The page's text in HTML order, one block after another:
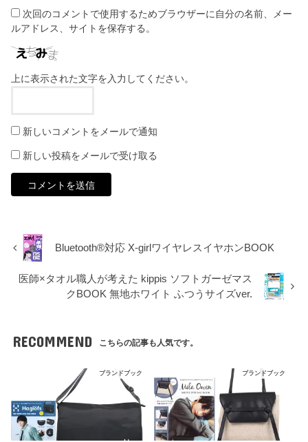
次回のコメントで使用するためブラウザーに自分の名前、メー
ルアドレス、サイトを保存する。
上に表示された文字を入力してください。
新しいコメントをメールで通知
新しい投稿をメールで受け取る
Bluetooth®対応 X-girlワイヤレスイヤホンBOOK
医師×タオル職人が考えた kippis ソフトガーゼマス
クBOOK 無地ホワイト ふつうサイズver.
RECOMMEND こちらの記事も人気です。
ブランドブック ブランドブック